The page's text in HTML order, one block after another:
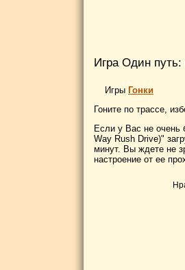
Игра Один
Игры Гонки
Гоните по трассе,
Если у Вас не очень
Way Rush Drive)"
минут. Вы ждете не
настроение от ее